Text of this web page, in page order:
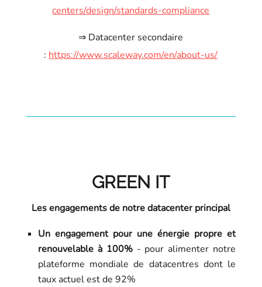
centers/design/standards-compliance
⇒ Datacenter secondaire
: https://www.scaleway.com/en/about-us/
GREEN IT
Les engagements de notre datacenter principal
Un engagement pour une énergie propre et
renouvelable à 100% - pour alimenter notre
plateforme mondiale de datacentres dont le
taux actuel est de 92%